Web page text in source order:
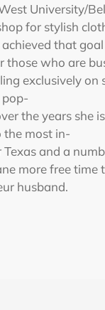
est University/Bel
hopfor stylish clot
achieved that goal
rthosewho are bu
ling exclusively on
pop-
vertheyears she is
the most in-
Texas and a numb
ne morefreetimet
ur husband.